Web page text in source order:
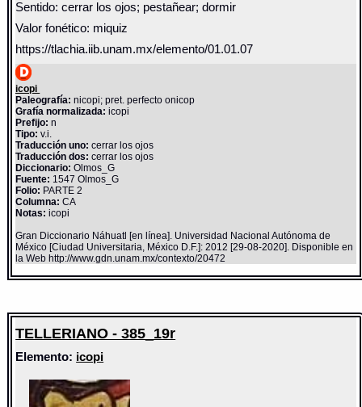
Sentido: cerrar los ojos; pestañear; dormir
Valor fonético: miquiz
https://tlachia.iib.unam.mx/elemento/01.01.07
icopi
Paleografía: nicopi; pret. perfecto onicop
Grafía normalizada: icopi
Prefijo: n
Tipo: v.i.
Traducción uno: cerrar los ojos
Traducción dos: cerrar los ojos
Diccionario:Olmos_G
Fuente: 1547 Olmos_G
Folio: PARTE 2
Columna: CA
Notas: icopi
Gran Diccionario Náhuatl [en línea]. Universidad Nacional Autónoma de
México [Ciudad Universitaria, México D.F.]: 2012 [29-08-2020]. Disponible en
la Web http://www.gdn.unam.mx/contexto/20472
TELLERIANO - 385_19r
Elemento: icopi